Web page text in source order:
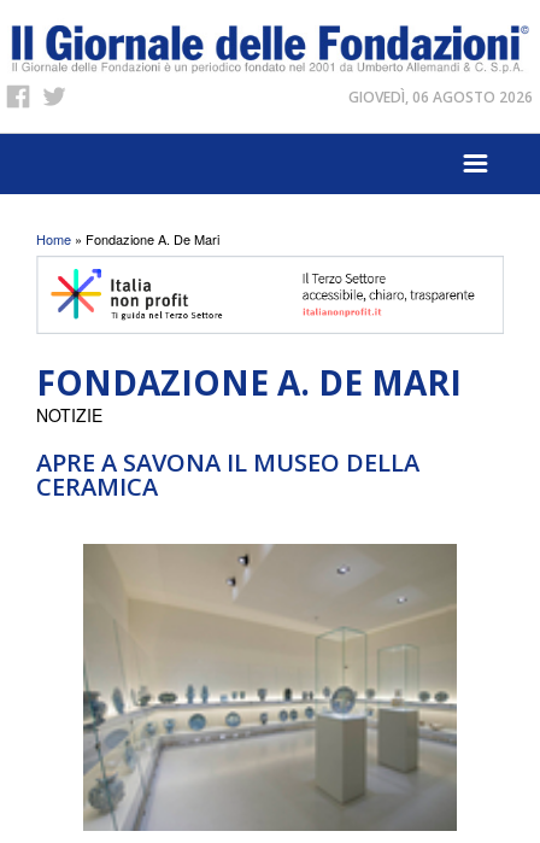
GIOVEDÌ, 06 AGOSTO 2026
Tu sei qui
Home » Fondazione A. De Mari
FONDAZIONE A. DE MARI
APRE A SAVONA IL MUSEO DELLA
CERAMICA
NOTIZIE